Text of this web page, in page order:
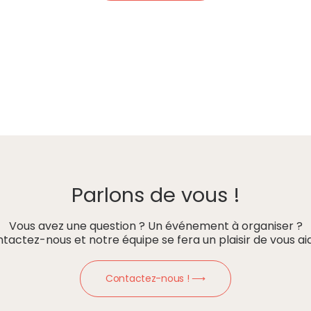
Parlons de vous !
Vous avez une question ? Un événement à organiser ?
nous et notre équipe se fera un plaisir de vous
Contactez-nous ! ⟶